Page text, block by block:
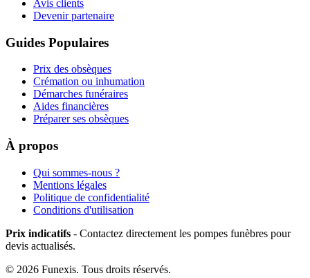
Avis clients
Devenir partenaire
Guides Populaires
Prix des obsèques
Crémation ou inhumation
Démarches funéraires
Aides financières
Préparer ses obsèques
À propos
Qui sommes-nous ?
Mentions légales
Politique de confidentialité
Conditions d'utilisation
Prix indicatifs - Contactez directement les pompes funèbres pour
devis actualisés.
© 2026 Funexis. Tous droits réservés.